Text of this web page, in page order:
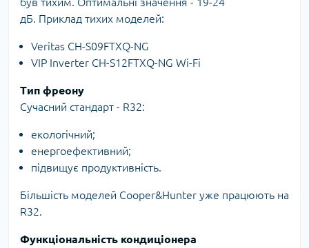
дБ. Приклад тихих моделей:
Veritas CH-S09FTXQ-NG
VIP Inverter CH-S12FTXQ-NG Wi-Fi
Тип фреону
Сучасний стандарт - R32:
екологічний;
енергоефективний;
підвищує продуктивність.
Більшість моделей Cooper&Hunter уже працюють на
R32.
Функціональність кондиціонера